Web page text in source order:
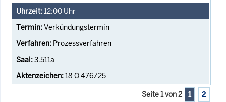
12:00 Uhr
Verkündungstermin
Prozessverfahren
3.511a
18 O 476/25
Seite 1 von 2 1 2